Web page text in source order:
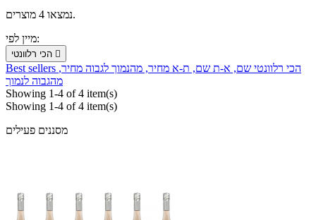
נמצאו 4 מוצרים.
מיין לפי:

Best sellers הכי רלוונטי שם, א-ת שם, ת-א מחיר, מהנמוך לגבוה מחיר,
מהגבוה לנמוך
Showing 1-4 of 4 item(s)
Showing 1-4 of 4 item(s)
מסננים פעילים